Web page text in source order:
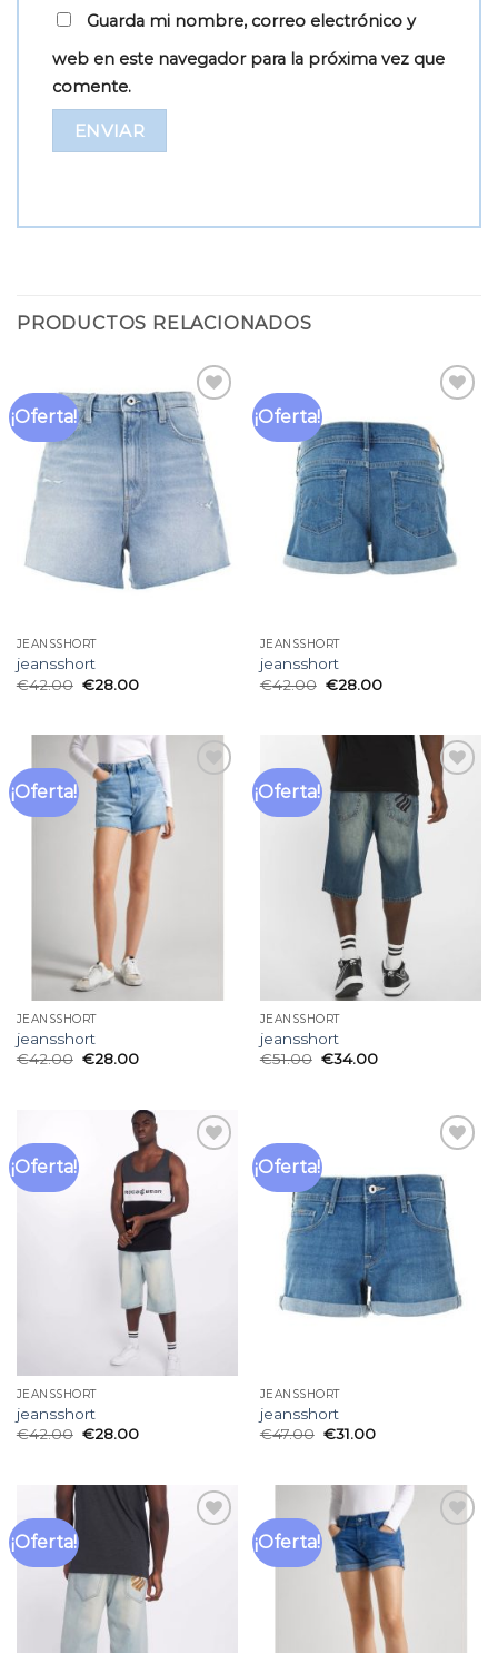
Guarda mi nombre, correo electrónico y
web en este navegador para la próxima vez que
comente.
PRODUCTOS RELACIONADOS
¡Oferta!
Añadir
a la
lista
de
deseos
JEANSSHORT
jeansshort
€42.00 €28.00
¡Oferta!
lista
de
deseos
JEANSSHORT
jeansshort
€42.00 €28.00
¡Oferta!
JEANSSHORT
jeansshort
€42.00 €28.00
¡Oferta!
Añadir
a la
lista
JEANSSHORT
jeansshort
€51.00 €34.00
¡Oferta!
Añadir
JEANSSHORT
jeansshort
€42.00 €28.00
¡Oferta!
a la
lista
de
deseos
JEANSSHORT
jeansshort
€47.00 €31.00
¡Oferta! ¡Oferta!